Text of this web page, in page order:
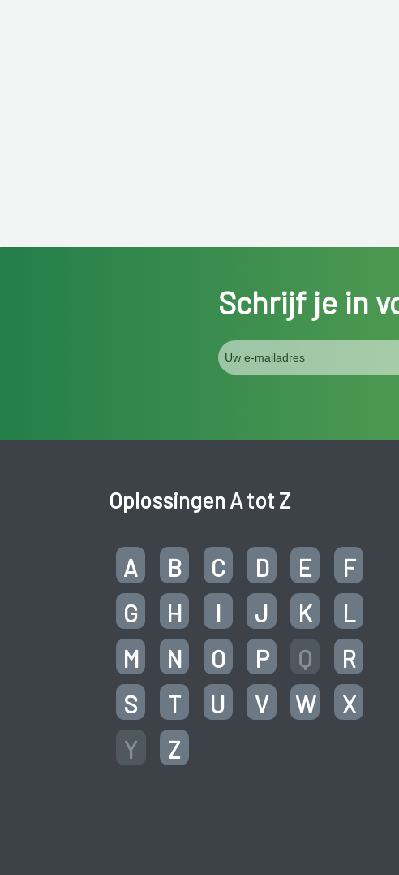
Schrijf je in
Oplossingen A tot Z
A B C D E
F
G
H I J K
L
M
N O P Q
R
S
T U V W
X
Y
Z